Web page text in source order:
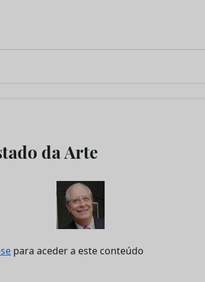
da Arte
para aceder a este conteúdo